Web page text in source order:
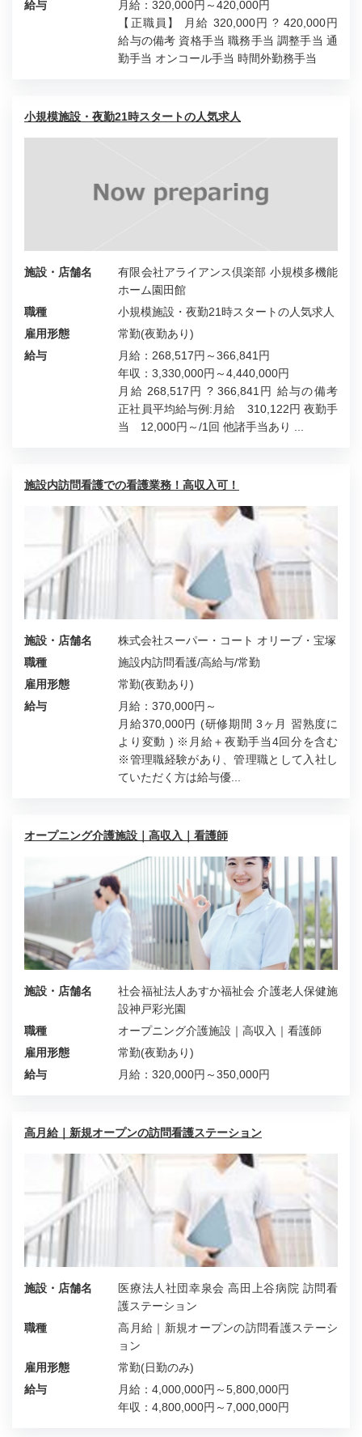
給与
月給：320,000円～420,000円
【正職員】 月給 320,000円 ? 420,000円
給与の備考 資格手当 職務手当 調整手当 通
勤手当 オンコール手当 時間外勤務手当
小規模施設・夜勤21時スタートの人気求人
施設・店舗名
有限会社アライアンス倶楽部 小規模多機能
ホーム園田館
職種
小規模施設・夜勤21時スタートの人気求人
雇用形態
常勤(夜勤あり)
給与
月給：268,517円～366,841円
年収：3,330,000円～4,440,000円
月給 268,517円 ? 366,841円 給与の備考
正社員平均給与例:月給 310,122円 夜勤手
当 12,000円～/1回 他諸手当あり ...
施設内訪問看護での看護業務！高収入可！
施設・店舗名
株式会社スーパー・コート オリーブ・宝塚
職種
施設内訪問看護/高給与/常勤
雇用形態
常勤(夜勤あり)
給与
月給：370,000円～
月給370,000円 (研修期間 3ヶ月 習熟度に
より変動 ) ※月給＋夜勤手当4回分を含む
※管理職経験があり、管理職として入社し
ていただく方は給与優...
オープニング介護施設｜高収入｜看護師
施設・店舗名
社会福祉法人あすか福祉会 介護老人保健施
設神戸彩光園
職種
オープニング介護施設｜高収入｜看護師
雇用形態
常勤(夜勤あり)
給与
月給：320,000円～350,000円
高月給｜新規オープンの訪問看護ステーション
施設・店舗名
医療法人社団幸泉会 高田上谷病院 訪問看
護ステーション
職種
高月給｜新規オープンの訪問看護ステーシ
ョン
雇用形態
常勤(日勤のみ)
給与
月給：4,000,000円～5,800,000円
年収：4,800,000円～7,000,000円